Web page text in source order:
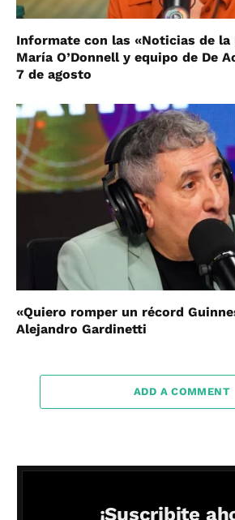
Informate con las «Noticias de la
María O’Donnell y equipo de De
7 de agosto
«Quiero romper un récord
Alejandro Gardinetti
ADD A COMMENT
¡Suscribite